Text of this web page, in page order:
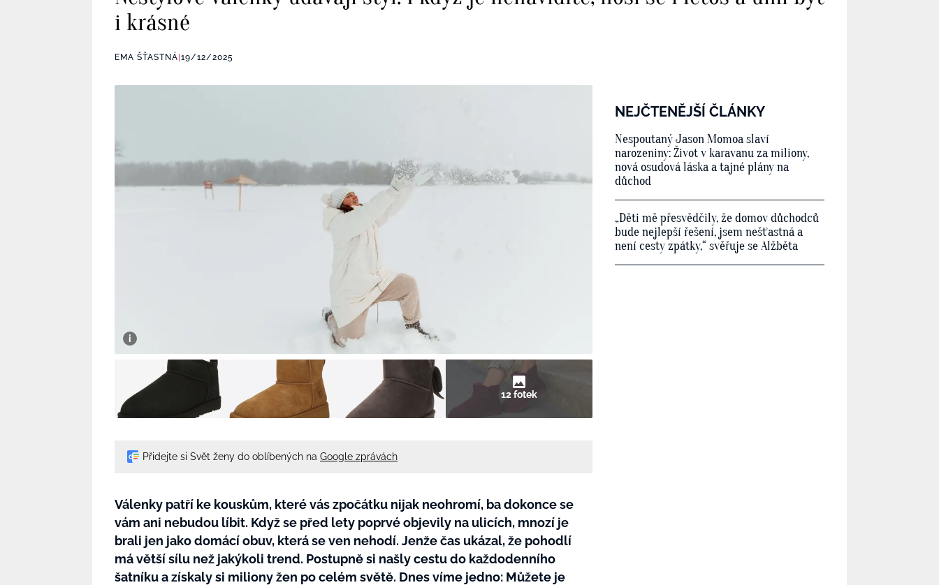
i krásné
EMA ŠŤASTNÁ 19/12/2025
12 fotek
Přidejte si Svět ženy do oblíbených na Google zprávách
Válenky patří ke kouskům, které vás zpočátku nijak neohromí, ba dokonce se
vám ani nebudou líbit. Když se před lety poprvé objevily na ulicích, mnozí je
brali jen jako domácí obuv, která se ven nehodí. Jenže čas ukázal, že pohodlí
má větší sílu než jakýkoli trend. Postupně si našly cestu do každodenního
šatníku a získaly si miliony žen po celém světě. Dnes víme jedno: Můžete je
NEJČTENĚJŠÍ ČLÁNKY
Nespoutaný Jason Momoa slaví
narozeniny: Život v karavanu za miliony,
nová osudová láska a tajné plány na
důchod
„Děti mě přesvědčily, že domov důchodců
bude nejlepší řešení, jsem nešťastná a
není cesty zpátky,“ svěřuje se Alžběta